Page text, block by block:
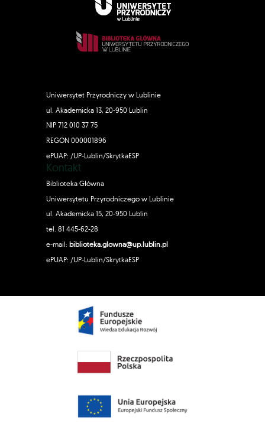
Uniwersytet Przyrodniczy w Lublinie
ul. Akademicka 13, 20-950 Lublin
NIP 712 010 37 75
REGON 000001896
ePUAP: /UP-Lublin/SkrytkaESP
Kontakt
Biblioteka Główna
Uniwersytetu Przyrodniczego w Lublinie
ul. Akademicka 15, 20-950 Lublin
tel. 81 445-62-28
e-mail: biblioteka.glowna@up.lublin.pl
ePUAP: /UP-Lublin/SkrytkaESP